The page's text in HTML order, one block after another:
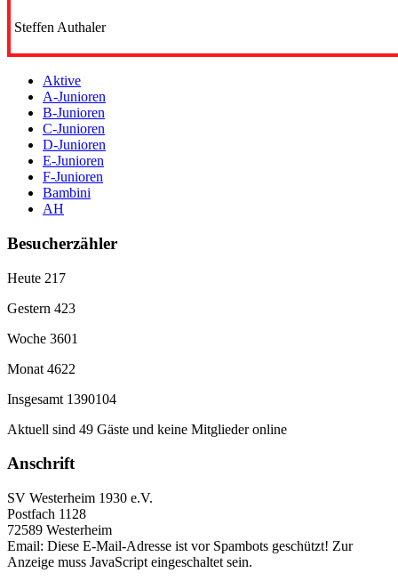
Steffen Authaler
Aktive
A-Junioren
B-Junioren
C-Junioren
D-Junioren
E-Junioren
F-Junioren
Bambini
AH
Besucherzähler
Heute 217
Gestern 423
Woche 3601
Monat 4622
Insgesamt 1390104
Aktuell sind 49 Gäste und keine Mitglieder online
Anschrift
SV Westerheim 1930 e.V.
Postfach 1128
72589 Westerheim
Email: Diese E-Mail-Adresse ist vor Spambots geschützt! Zur
Anzeige muss JavaScript eingeschaltet sein.